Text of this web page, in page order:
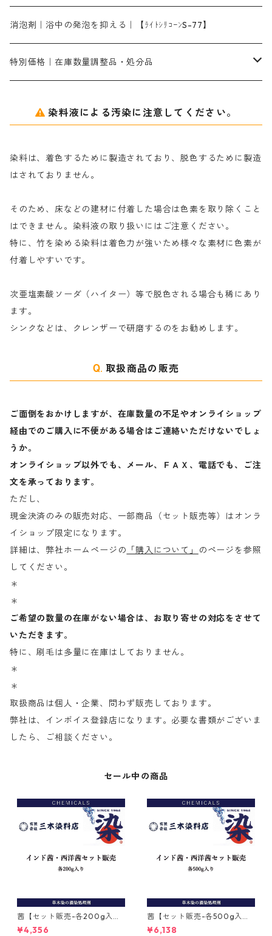
片羽刷毛
シルクフィックス３A｜絹の染料定着向上剤
ソーダ灰
染料溶解剤
セレナゾールPDN｜各種染料の染料溶解剤
化学糊（PVA）
防腐剤｜アルカリ性
部分脱色｜デグロリンSコンク
メイプロガムNP｜にじみ防止剤
アミラヂンD｜浸透・複色抑制剤
捺染糊
メイプロガムNP（綿・麻・絹用｜直接・酸性・含金染料用）
白場汚染防止剤｜ソーピング剤｜水洗する際の再汚染防止剤
ア行
カ行
ナ行
ハ行
マ行
消泡剤｜浴中の発泡を抑える｜【ﾗｲﾄｼﾘｺｰﾝS-77】
特別価格｜在庫数量調整品・処分品
粉末顔料
綿・麻を染める染料
絹・羊毛を染める染料
染料液による汚染に注意してください。
染料は、着色するために製造されており、脱色するために製造
はされておりません。
そのため、床などの建材に付着した場合は色素を取り除くこと
はできません。染料液の取り扱いにはご注意ください。
特に、竹を染める染料は着色力が強いため様々な素材に色素が
付着しやすいです。
次亜塩素酸ソーダ（ハイター）等で脱色される場合も稀にあり
ます。
シンクなどは、クレンザーで研磨するのをお勧めします。
取扱商品の販売
ご面倒をおかけしますが、在庫数量の不足やオンライショップ
経由でのご購入に不便がある場合はご連絡いただけないでしょ
うか。
オンライショップ以外でも、メール、ＦＡＸ、電話でも、ご注
文を承っております。
ただし、
現金決済のみの販売対応、一部商品（セット販売等）はオンラ
イショップ限定になります。
詳細は、弊社ホームページの 「購入について」
のページを参照
してください。
＊
＊
ご希望の数量の在庫がない場合は、お取り寄せの対応をさせて
いただきます。
特に、刷毛は多量に在庫はしておりません。
＊
＊
取扱商品は個人・企業、問わず販売しております。
弊社は、インボイス登録店になります。必要な書類がございま
したら、ご相談ください。
セール中の商品
茜【セット販売-各200g入
り】｜インド茜と西洋茜
¥4,356
茜【セット販売-各500g入
り】｜インド茜と西洋茜
¥6,138